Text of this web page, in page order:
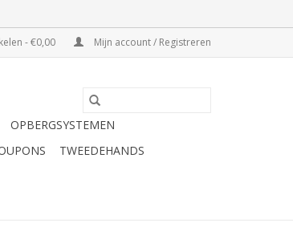
- €0,00 Mijn account / Registreren
OPBERGSYSTEMEN
TWEEDEHANDS